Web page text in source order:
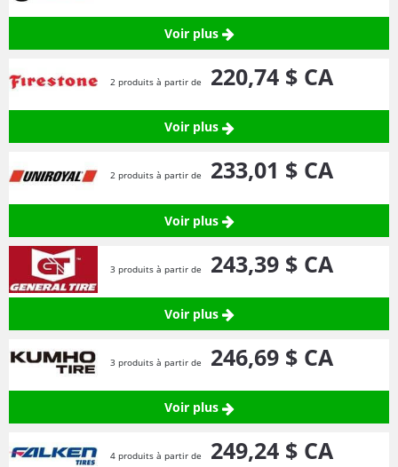
Voir plus
2 produits à partir de 220,74 $ CA
Voir plus
2 produits à partir de 233,01 $ CA
Voir plus
3 produits à partir de 243,39 $ CA
Voir plus
3 produits à partir de 246,69 $ CA
Voir plus
4 produits à partir de 249,24 $ CA